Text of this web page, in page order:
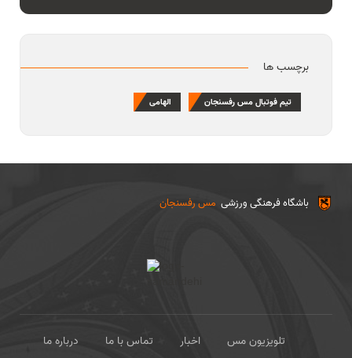
برچسب ها
تیم فوتبال مس رفسنجان الهامی
مس رفسنجان باشگاه فرهنگی ورزشی
درباره ما تماس با ما اخبار
تلویزیون مس